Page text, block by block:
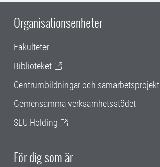
Organisationsenheter
Fakulteter
Biblioteket
Centrumbildningar och samarbetsprojekt
Gemensamma verksamhetsstödet
SLU Holding
För dig som är